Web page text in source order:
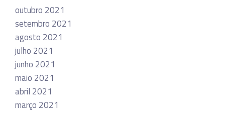
outubro 2021
setembro 2021
agosto 2021
julho 2021
junho 2021
maio 2021
abril 2021
março 2021